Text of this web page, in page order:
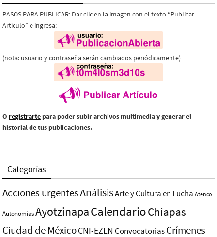
PASOS PARA PUBLICAR: Dar clic en la imagen con el texto “Publicar
Artículo” e ingresa:
(nota: usuario y contraseña serán cambiados periódicamente)
O registrarte para poder subir archivos multimedia y generar el
historial de tus publicaciones.
Categorías
Acciones urgentesAnálisisArte y Cultura en Lucha Atenco
AutonomíasAyotzinapaCalendarioChiapas
Ciudad de MéxicoCNI-EZLN ConvocatoriasCrímenes